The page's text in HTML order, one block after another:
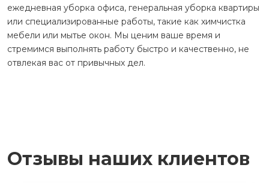
ежедневная уборка офиса, генеральная уборка квартиры
или специализированные работы, такие как химчистка
мебели или мытье окон. Мы ценим ваше время и
стремимся выполнять работу быстро и качественно, не
отвлекая вас от привычных дел.
Отзывы наших клиентов